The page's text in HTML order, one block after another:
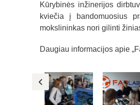
Kūrybinės inžinerijos
kviečia į bandomuosius
mokslininkas nori gilinti
Daugiau informacijos apie